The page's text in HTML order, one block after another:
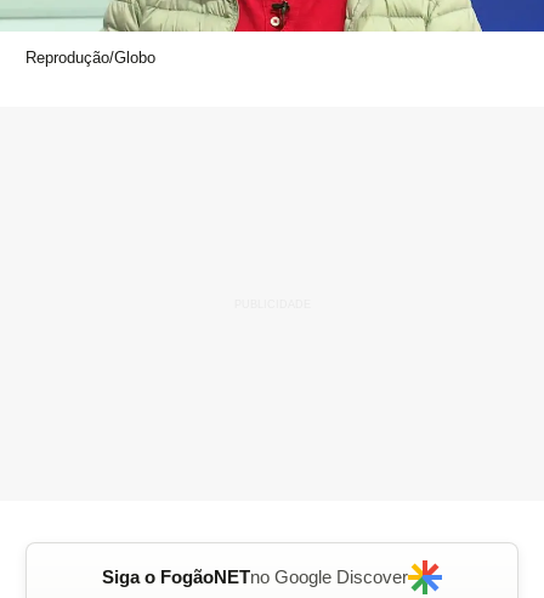
Reprodução/Globo
Siga o FogãoNETno Google Discover